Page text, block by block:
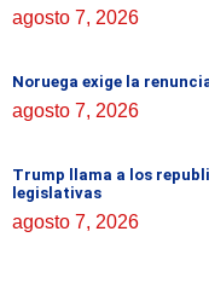
agosto 7, 2026
Noruega exige la
agosto 7, 2026
Trump llama a los
legislativas
agosto 7, 2026